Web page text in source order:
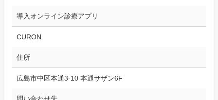
導入オンライン診療アプリ
CURON
住所
広島市中区本通3-10 本通サザン6F
問い合わせ先